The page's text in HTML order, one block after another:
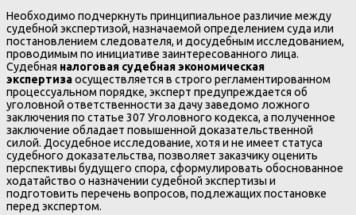
Необходимо подчеркнуть принципиальное различие между
судебной экспертизой, назначаемой определением суда или
постановлением следователя, и досудебным исследованием,
проводимым по инициативе заинтересованного лица.
Судебная налоговая судебная экономическая
экспертизаосуществляется в строго регламентированном
процессуальном порядке, эксперт предупреждается об
уголовной ответственности за дачу заведомо ложного
заключения по статье 307 Уголовного кодекса, а полученное
заключение обладает повышенной доказательственной
силой. Досудебное исследование, хотя и не имеет статуса
судебного доказательства, позволяет заказчику оценить
перспективы будущего спора, сформулировать обоснованное
ходатайство о назначении судебной экспертизы и
подготовить перечень вопросов, подлежащих постановке
перед экспертом.